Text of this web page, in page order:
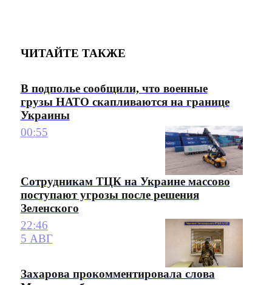
ЧИТАЙТЕ ТАКЖЕ
В подполье сообщили, что военные
грузы НАТО скапливаются на границе
Украины
00:55
Сотрудникам ТЦК на Украине массово
поступают угрозы после решения
Зеленского
22:46
5 АВГ
Захарова прокомментировала слова